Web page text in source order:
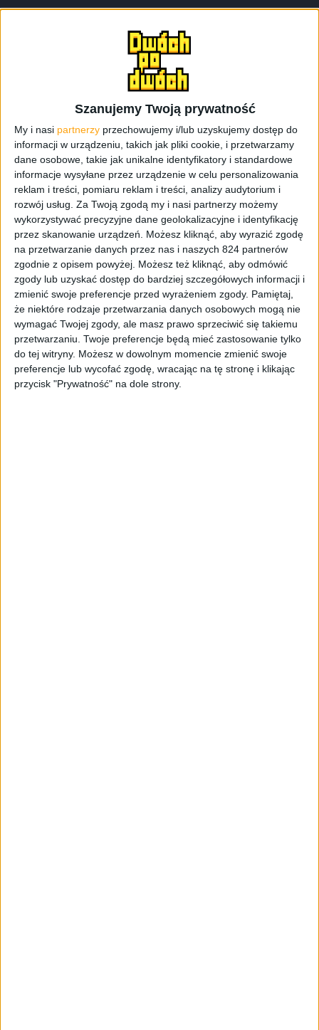
Szanujemy Twoją prywatność
My i nasi partnerzy przechowujemy i/lub uzyskujemy dostęp do
informacji w urządzeniu, takich jak pliki cookie, i przetwarzamy
dane osobowe, takie jak unikalne identyfikatory i standardowe
informacje wysyłane przez urządzenie w celu personalizowania
reklam i treści, pomiaru reklam i treści, analizy audytorium i
rozwój usług. Za Twoją zgodą my i nasi partnerzy możemy
wykorzystywać precyzyjne dane geolokalizacyjne i identyfikację
przez skanowanie urządzeń. Możesz kliknąć, aby wyrazić zgodę
na przetwarzanie danych przez nas i naszych 824 partnerów
zgodnie z opisem powyżej. Możesz też kliknąć, aby odmówić
zgody lub uzyskać dostęp do bardziej szczegółowych informacji i
zmienić swoje preferencje przed wyrażeniem zgody. Pamiętaj,
że niektóre rodzaje przetwarzania danych osobowych mogą nie
wymagać Twojej zgody, ale masz prawo sprzeciwić się takiemu
przetwarzaniu. Twoje preferencje będą mieć zastosowanie tylko
do tej witryny. Możesz w dowolnym momencie zmienić swoje
preferencje lub wycofać zgodę, wracając na tę stronę i klikając
przycisk "Prywatność" na dole strony.
skierowanych do niewymagających użytkowników, którzy
też chcą mieć serwer NAS w swoim domu. Takim
modelem jest Synology DS120j – jednodyskowy, całkiem
zgrabny serwer NAS. Było też coś większego, czyli DS420j
– też do zastosowań osobistych, ale z możliwością
wsadzenia większej ilości dysków.
12:00 › Cosplayerzy też byli
Targi dla wszystkich uczestników były otwarte dopiero od
6-ego września – my byliśmy już kilka dni przed. Zbiegło